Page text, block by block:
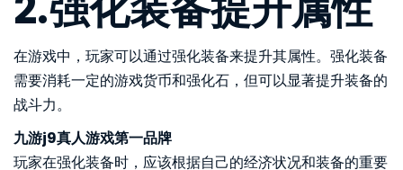
在游戏中，玩家可以通过强化装备来提升其属性。强化装备
需要消耗一定的游戏货币和强化石，但可以显著提升装备的
战斗力。
九游j9真人游戏第一品牌
玩家在强化装备时，应该根据自己的经济状况和装备的重要